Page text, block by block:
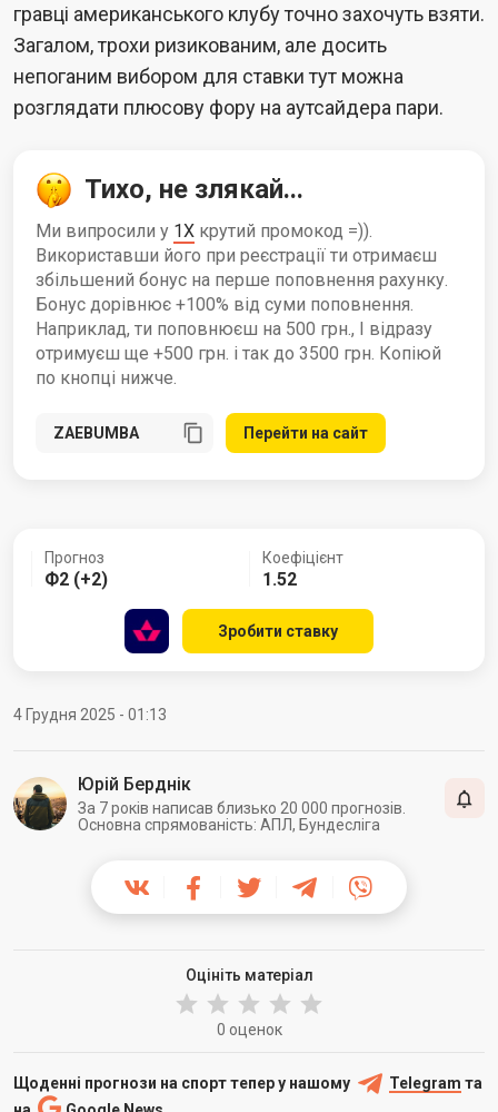
гравці американського клубу точно захочуть взяти.
Загалом, трохи ризикованим, але досить
непоганим вибором для ставки тут можна
розглядати плюсову фору на аутсайдера пари.
Тихо, не злякай...
Ми випросили у 1X крутий промокод =)).
Використавши його при реєстрації ти отримаєш
збільшений бонус на перше поповнення рахунку.
Бонус дорівнює +100% від суми поповнення.
Наприклад, ти поповнюєш на 500 грн., І відразу
отримуєш ще +500 грн. і так до 3500 грн. Копіюй
по кнопці нижче.
Перейти на сайт
Прогноз
Ф2 (+2)
Коефіцієнт
1.52
Зробити ставку
4 Грудня 2025 - 01:13
Юрій Берднік
За 7 років написав близько 20 000 прогнозів.
Основна спрямованість: АПЛ, Бундесліга
Оцініть матеріал
0 оценок
Щоденні прогнози на спорт тепер у нашому Telegram та